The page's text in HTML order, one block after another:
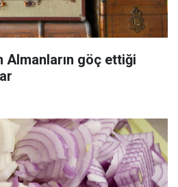
Almanların göç ettiği